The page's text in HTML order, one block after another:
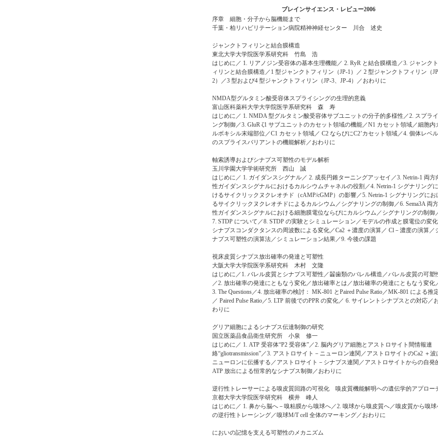
ブレインサイエンス・レビュー2006
序章 細胞・分子から脳機能まで
千葉・柏リハビリテーション病院精神神経センター 川合 述史
ジャンクトフィリンと結合膜構造
東北大学大学院医学系研究科 竹島 浩
はじめに／ 1. リアノジン受容体の基本生理機能／ 2. RyR と結合膜構造／3. ジャンク
ィリンと結合膜構造／1 型ジャンクトフィリン（JP-1）／ 2 型ジャンクトフィリン（
2）／3 型および4 型ジャンクトフィリン（JP-3、JP-4）／おわりに
NMDA型グルタミン酸受容体スプライシングの生理的意義
富山医科薬科大学大学院医学系研究科 森 寿
はじめに／ 1. NMDA 型グルタミン酸受容体サブユニットの分子的多様性／2. スプラ
ング制御／3. GluR ζ1 サブユニットのカセット領域の機能／N1 カセット領域／細胞内
ルボキシル末端部位／C1 カセット領域／ C2 ならびにC2’カセット領域／4. 個体レベ
のスプライスバリアントの機能解析／おわりに
軸索誘導およびシナプス可塑性のモデル解析
玉川学園大学学術研究所 西山 誠
はじめに／ 1. ガイダンスシグナル／ 2. 成長円錐ターニングアッセイ／3. Netrin-1 両方
性ガイダンスシグナルにおけるカルシウムチャネルの役割／4. Netrin-1 シグナリング
けるサイクリックヌクレオチド（cAMP/cGMP）の影響／5. Netrin-1 シグナリングにお
るサイクリックヌクレオチドによるカルシウム／シグナリングの制御／6. Sema3A 両
性ガイダンスシグナルにおける細胞膜電位ならびにカルシウム／シグナリングの制御
7. STDP について／8. STDP の実験とシミュレーション／モデルの作成と膜電位の変
シナプスコンダクタンスの周波数による変化／Ca2 ＋濃度の演算／ Cl－濃度の演算／
ナプス可塑性の演算法／シミュレーション結果／9. 今後の課題
視床皮質シナプス放出確率の発達と可塑性
大阪大学大学院医学系研究科 木村 文隆
はじめに／1. バレル皮質とシナプス可塑性／齧歯類のバレル構造／バレル皮質の可塑
／2. 放出確率の発達にともなう変化／放出確率とは／放出確率の発達にともなう変化
3. The Questions／4. 放出確率の検討： MK-801 とPaired Pulse Ratio／MK-801 による推
／ Paired Pulse Ratio／5. LTP 前後でのPPR の変化／ 6. サイレントシナプスとの対応／
わりに
グリア細胞によるシナプス伝達制御の研究
国立医薬品食品衛生研究所 小泉 修一
はじめに／ 1. ATP 受容体“P2 受容体”／2. 脳内グリア細胞とアストロサイト間情報連
絡“gliotransmission”／3. アストロサイト－ニューロン連関／アストロサイトのCa2 ＋波
ニューロンに伝播する／アストロサイト－シナプス連関／アストロサイトからの自発
ATP 放出による恒常的なシナプス制御／おわりに
逆行性トレーサーによる嗅皮質回路の可視化 嗅皮質機能解明への遺伝学的アプロー
京都大学大学院医学研究科 横井 峰人
はじめに／ 1. 鼻から脳へ－嗅粘膜から嗅球へ／2. 嗅球から嗅皮質へ／嗅皮質から嗅球
の逆行性トレーシング／嗅球M/T cell 全体のマーキング／おわりに
においの記憶を支える可塑性のメカニズム